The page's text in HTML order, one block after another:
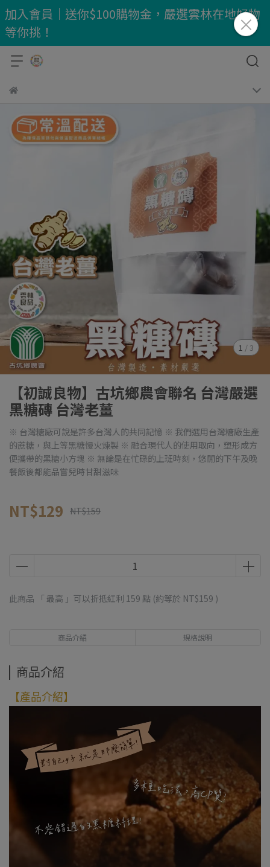
加入會員｜送你$100購物金，嚴選雲林在地好物
等你挑！
1 / 3
【初誠良物】古坑鄉農會聯名 台灣嚴選
黑糖磚 台灣老薑
※ 台灣糖廠可說是許多台灣人的共同記憶 ※ 我們選用台灣糖廠生產
的蔗糖，與上等黑糖慢火煉製 ※ 融合現代人的使用取向，塑形成方
便攜帶的黑糖小方塊 ※ 無論是在忙碌的上班時刻，悠閒的下午及晚
餐飯後都能品嘗兒時甘甜滋味
NT$129 NT$159
此商品 「 最高 」可以折抵紅利 159 點 (約等於 NT$159 )
商品介紹 規格說明
商品介紹
【產品介紹】